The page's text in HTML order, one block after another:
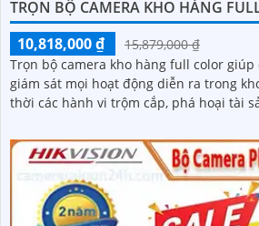
TRỌN BỘ CAMERA KHO HÀNG
10,818,000 ₫
15,879,000 ₫
Trọn bộ camera kho hàng full color
giám sát mọi hoạt động diễn ra trong
thời các hành vi trộm cắp, phá hoại tài